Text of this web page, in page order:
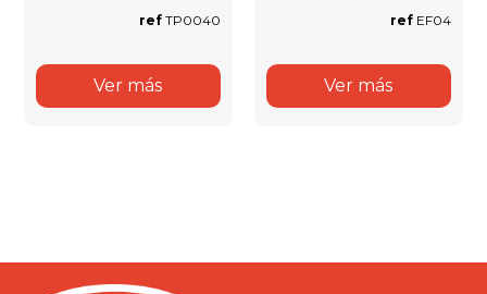
refTP0040
Ver más
refEF04
Ver más